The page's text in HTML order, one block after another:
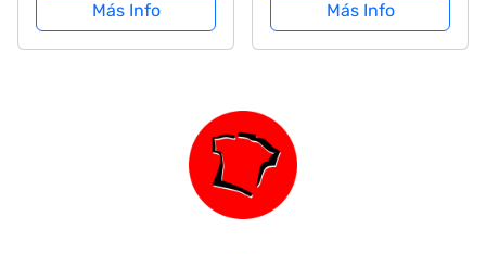
Más Info Más Info